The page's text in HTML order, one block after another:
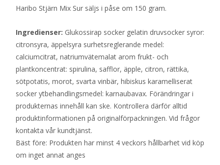
Haribo Stjärn Mix Sur säljs i påse om 150 gram.
Ingredienser: Glukossirap socker gelatin druvsocker syror:
citronsyra, äppelsyra surhetsreglerande medel:
calciumcitrat, natriumvätemalat arom frukt- och
plantkoncentrat: spirulina, safflor, äpple, citron, rättika,
sötpotatis, morot, svarta vinbär, hibiskus karamelliserat
socker ytbehandlingsmedel: karnaubavax. Förändringar i
produkternas innehåll kan ske. Kontrollera därför alltid
produktinformationen på originalförpackningen. Vid frågor
kontakta vår kundtjänst.
Bäst före: Produkten har minst 4 veckors hållbarhet vid köp
om inget annat anges